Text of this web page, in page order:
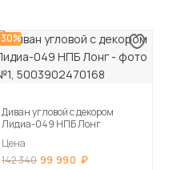
Диван угловой с декором
Лидиа-049 НПБ Лонг
Цена
142 340 99 990